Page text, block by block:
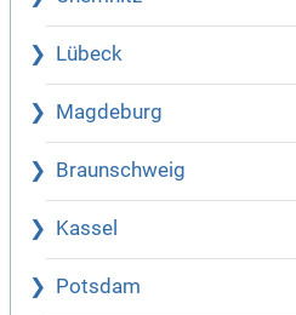
Lübeck
Magdeburg
Braunschweig
Kassel
Potsdam